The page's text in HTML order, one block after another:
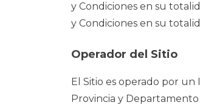
y Condiciones en su
y Condiciones en su
Operador del Sitio
El Sitio es operado por un
Provincia y